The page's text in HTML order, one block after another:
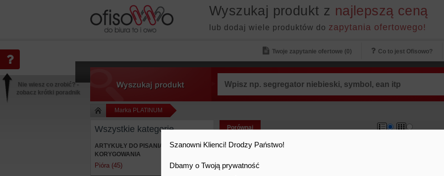
Wyszukaj produkt z najlepszą ceną
lub dodaj wiele produktów do zapytania ofertowego!
Twoje zapytanie ofertowe (0) Co to jest Ofisowo?
Marka PLATINUM
Wszystkie kategorie
ARTYKUŁY DO PISANIA I
KORYGOWANIA
Pióra (45)
Porównaj
Nie wiesz co zrobić? -
zobacz krótki poradnik
Szanowni Klienci! Drodzy Państwo!
Dbamy o Twoją prywatność